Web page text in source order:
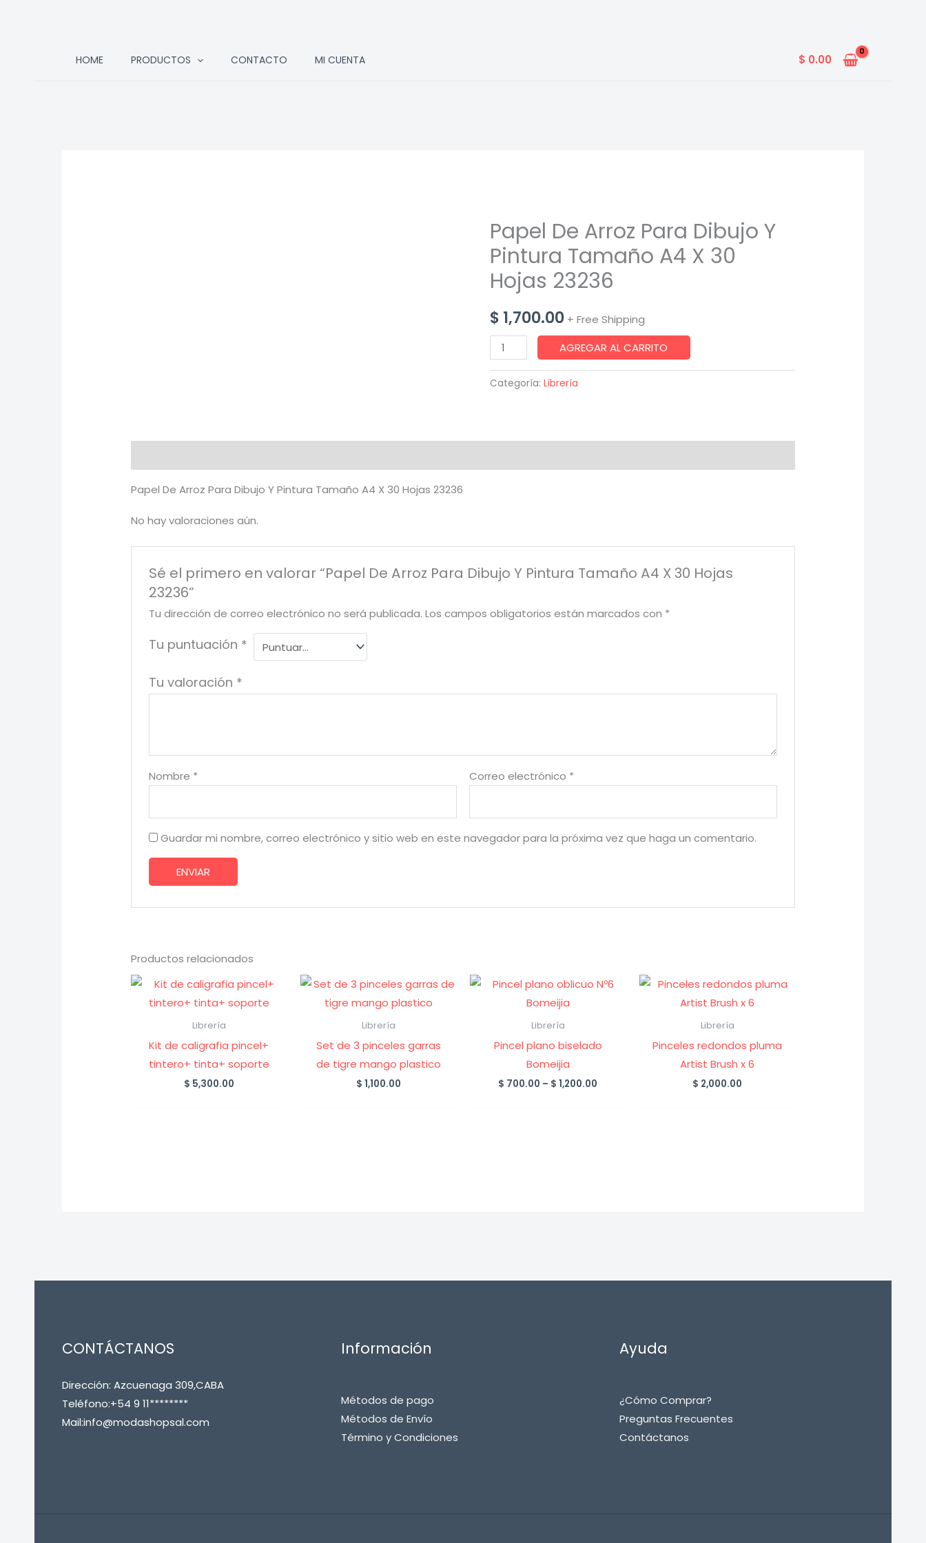
HOME PRODUCTOS CONTACTO MI CUENTA $ 0.00
Papel De Arroz Para Dibujo Y
Pintura Tamaño A4 X 30
Hojas 23236
$ 1,700.00 + Free Shipping
Papel
De
Arroz
Tamaño
Hojas
23236
cantidad
AGREGAR AL CARRITO
Categoría: Librería
Papel De Arroz Para Dibujo Y Pintura Tamaño A4 X 30 Hojas 23236
No hay valoraciones aún.
Sé el primero en valorar “Papel De Arroz Para Dibujo Y Pintura Tamaño A4 X 30 Hojas
23236”
Tu dirección de correo electrónico no será publicada. Los campos obligatorios están marcados con *
Tu puntuación *
Tu valoración *
Nombre * Correo electrónico *
Guardar mi nombre, correo electrónico y sitio web en este navegador para la próxima vez que haga un comentario.
Productos relacionados
Librería
Kit de caligrafia pincel+
tintero+ tinta+ soporte
$ 5,300.00
Librería
Set de 3 pinceles garras
de tigre mango plastico
$ 1,100.00
Librería
Pincel plano biselado
Bomeijia
$ 700.00 – $ 1,200.00
Librería
Pinceles redondos pluma
Artist Brush x 6
$ 2,000.00
CONTÁCTANOS
Dirección: Azcuenaga 309,CABA
Teléfono:+54 9 11********
Mail:info@modashopsal.com
Información
Métodos de pago
Métodos de Envío
Término y Condiciones
Ayuda
¿Cómo Comprar?
Preguntas Frecuentes
Contáctanos